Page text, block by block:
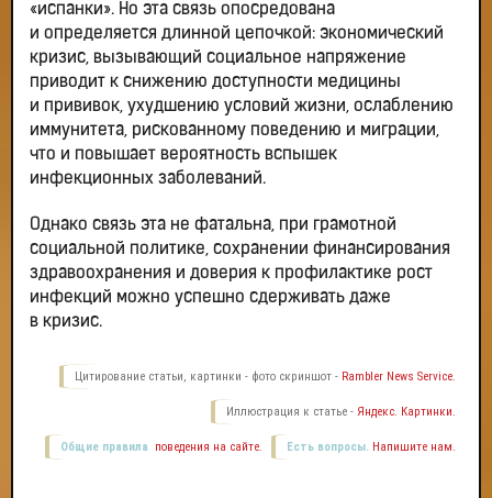
«испанки». Но эта связь опосредована
и определяется длинной цепочкой: экономический
кризис, вызывающий социальное напряжение
приводит к снижению доступности медицины
и прививок, ухудшению условий жизни, ослаблению
иммунитета, рискованному поведению и миграции,
что и повышает вероятность вспышек
инфекционных заболеваний.
Однако связь эта не фатальна, при грамотной
социальной политике, сохранении финансирования
здравоохранения и доверия к профилактике рост
инфекций можно успешно сдерживать даже
в кризис.
Цитирование статьи, картинки - фото скриншот - Rambler News Service.
Иллюстрация к статье - Яндекс. Картинки.
Есть вопросы. Напишите нам.
Общие правила поведения на сайте.